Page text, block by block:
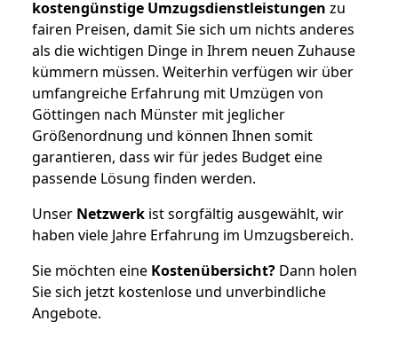
kostengünstige Umzugsdienstleistungen zu
fairen Preisen, damit Sie sich um nichts anderes
als die wichtigen Dinge in Ihrem neuen Zuhause
kümmern müssen. Weiterhin verfügen wir über
umfangreiche Erfahrung mit Umzügen von
Göttingen nach Münster mit jeglicher
Größenordnung und können Ihnen somit
garantieren, dass wir für jedes Budget eine
passende Lösung finden werden.
Unser Netzwerk ist sorgfältig ausgewählt, wir
haben viele Jahre Erfahrung im Umzugsbereich.
Sie möchten eine Kostenübersicht? Dann holen
Sie sich jetzt kostenlose und unverbindliche
Angebote.